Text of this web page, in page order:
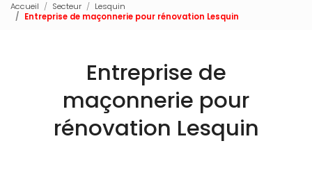
Accueil Secteur
Lesquin
Entreprise de maçonnerie pour rénovation Lesquin
Entreprise de
maçonnerie pour
rénovation Lesquin